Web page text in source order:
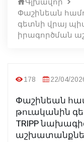
Փաշինեան
գետնի վրայ
իրագործման
178 22/04/
Փաշինեան
թուականին
TRIPP